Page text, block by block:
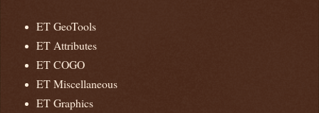
ET GeoTools
ET Attributes
ET COGO
ET Miscellaneous
ET Graphics